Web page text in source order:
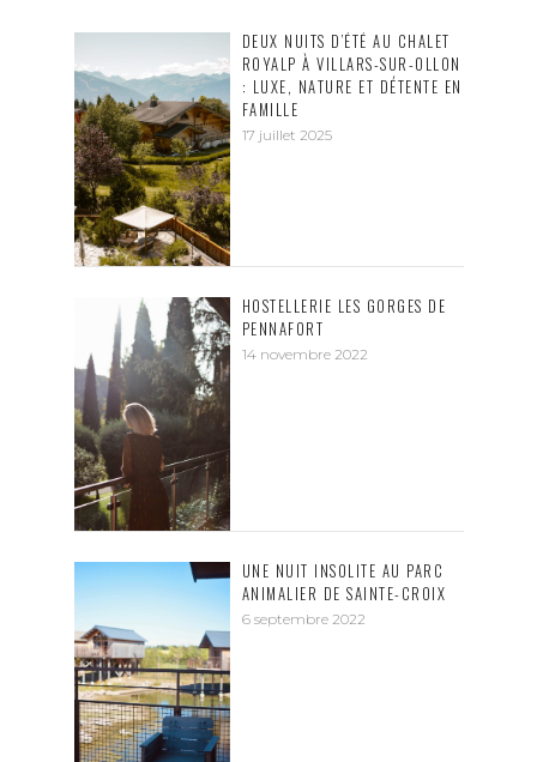
DEUX NUITS D’ÉTÉ AU CHALET
ROYALP À VILLARS-SUR-OLLON
: LUXE, NATURE ET DÉTENTE EN
FAMILLE
17 juillet 2025
HOSTELLERIE LES GORGES DE
PENNAFORT
14 novembre 2022
UNE NUIT INSOLITE AU PARC
ANIMALIER DE SAINTE-CROIX
6 septembre 2022